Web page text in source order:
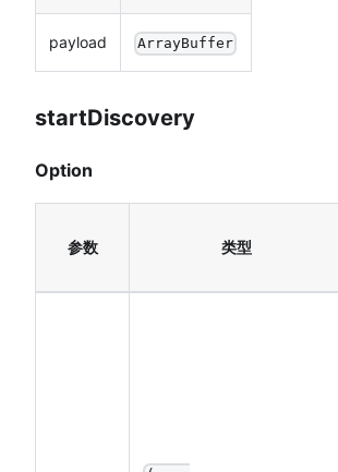
payload ArrayBuffer
startDiscovery
Option
参数 类型